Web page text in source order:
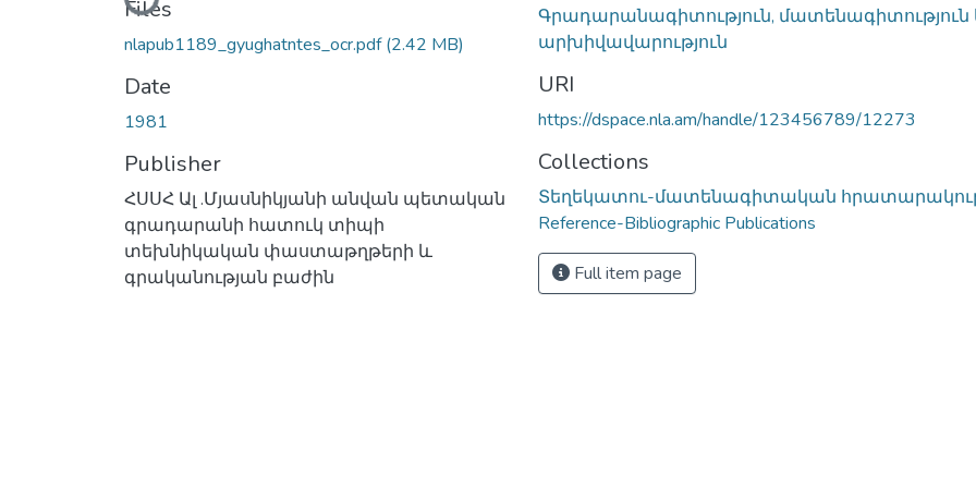
Files
nlapub1189_gyughatntes_ocr.pdf(2.42 MB)
Date
1981
Publisher
ՀՍՍՀ Ալ .Մյասնիկյանի անվան պետական
գրադարանի հատուկ տիպի
տեխնիկական փաստաթղթերի և
գրականության բաժին
Գրադարանագիտություն, մատենագիտություն
արխիվավարություն
URI
https://dspace.nla.am/handle/123456789/12273
Collections
Տեղեկատու-մատենագիտական
Reference-Bibliographic Publications
Full item page